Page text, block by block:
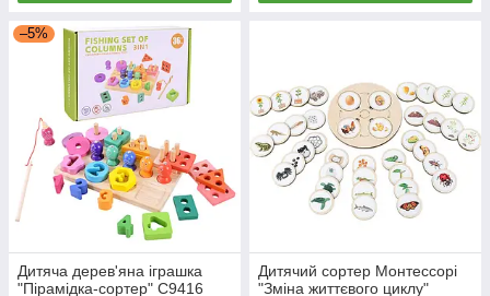
–5%
Дитяча дерев'яна іграшка
"Пірамідка-сортер" C9416
Дитячий сортер Монтессорі
"Зміна життєвого циклу"